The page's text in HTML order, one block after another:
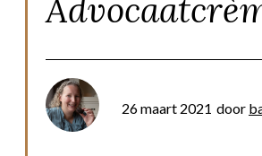
26 maart 2021 door